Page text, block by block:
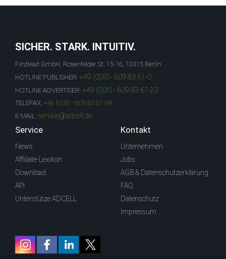
SICHER. STARK. INTUITIV.
Firstlead GmbH, Rosenfelder St. 15-16, 10315 Berlin
HOTLINE PUBLISHER: +49 (0)30 - 609 83 61-0
HOTLINE ADVERTISER: +49 (0)30 - 609 83 61-23
TELEFAX: +49 (0)30 - 609 83 61-99
E-MAIL: service@adcell.de
Service
News
Affiliate-Lexikon
Download
API
Unterstütze ADCELL
Kontakt
Unternehmen
Jobs
AGB & Datenschutzerklärung
FAQ
Datenschutz
Impressum